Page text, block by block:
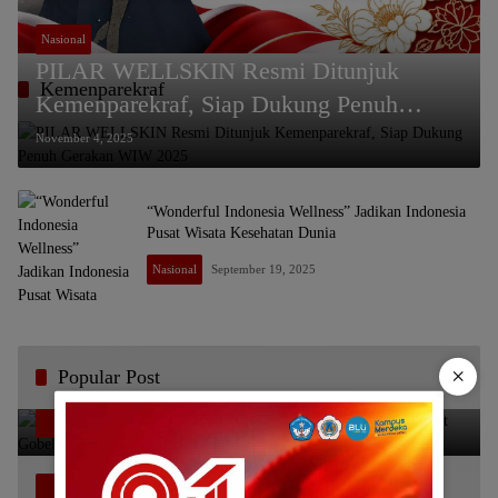
Kemenparekraf
Nasional
PILAR WELLSKIN Resmi Ditunjuk
Kemenparekraf, Siap Dukung Penuh
Gerakan WIW 2025
November 4, 2025
“Wonderful Indonesia Wellness” Jadikan Indonesia
Pusat Wisata Kesehatan Dunia
Nasional September 19, 2025
Popular Post
1
Bikin Haru, Bupati Sofyan Puhi Ungkap Pesan
Terakhir Rachmat Gobel Sehari Sebelum Wafat
Camat Telaga Biru Kena Semprot Buntut Beri
×